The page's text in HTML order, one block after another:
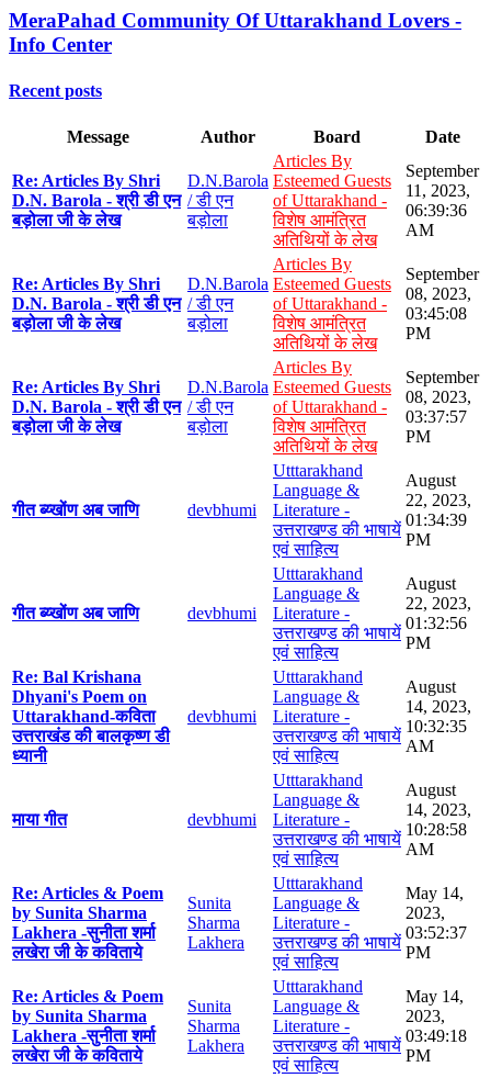
MeraPahad Community Of Uttarakhand Lovers -
Info Center
Recent posts
Message Author Board Date
Re: Articles By Shri
D.N. Barola - श्री डी एन
बड़ोला जी के लेख
D.N.Barola
/ डी एन
बड़ोला
Articles By
Esteemed Guests
of Uttarakhand -
विशेष आमंत्रित
अतिथियों के लेख
September
11, 2023,
06:39:36
AM
Re: Articles By Shri
D.N. Barola - श्री डी एन
बड़ोला जी के लेख
D.N.Barola
/ डी एन
बड़ोला
Articles By
Esteemed Guests
of Uttarakhand -
विशेष आमंत्रित
अतिथियों के लेख
September
08, 2023,
03:45:08
PM
Re: Articles By Shri
D.N. Barola - श्री डी एन
बड़ोला जी के लेख
D.N.Barola
/ डी एन
बड़ोला
Articles By
Esteemed Guests
of Uttarakhand -
विशेष आमंत्रित
अतिथियों के लेख
September
08, 2023,
03:37:57
PM
गीत ब्य्खोंण अब जाणि devbhumi
Utttarakhand
Language &
Literature -
उत्तराखण्ड की भाषायें
एवं साहित्य
August
22, 2023,
01:34:39
PM
गीत ब्य्खोंण अब जाणि devbhumi
Utttarakhand
Language &
Literature -
उत्तराखण्ड की भाषायें
एवं साहित्य
August
22, 2023,
01:32:56
PM
Re: Bal Krishana
Dhyani's Poem on
Uttarakhand-कविता
उत्तराखंड की बालकृष्ण डी
ध्यानी
devbhumi
Utttarakhand
Language &
Literature -
उत्तराखण्ड की भाषायें
एवं साहित्य
August
14, 2023,
10:32:35
AM
माया गीत devbhumi
Utttarakhand
Language &
Literature -
उत्तराखण्ड की भाषायें
एवं साहित्य
August
14, 2023,
10:28:58
AM
Re: Articles & Poem
by Sunita Sharma
Lakhera -सुनीता शर्मा
लखेरा जी के कविताये
Sunita
Sharma
Lakhera
Utttarakhand
Language &
Literature -
उत्तराखण्ड की भाषायें
एवं साहित्य
May 14,
2023,
03:52:37
PM
Re: Articles & Poem
by Sunita Sharma
Lakhera -सुनीता शर्मा
लखेरा जी के कविताये
Sunita
Sharma
Lakhera
Utttarakhand
Language &
Literature -
उत्तराखण्ड की भाषायें
एवं साहित्य
May 14,
2023,
03:49:18
PM